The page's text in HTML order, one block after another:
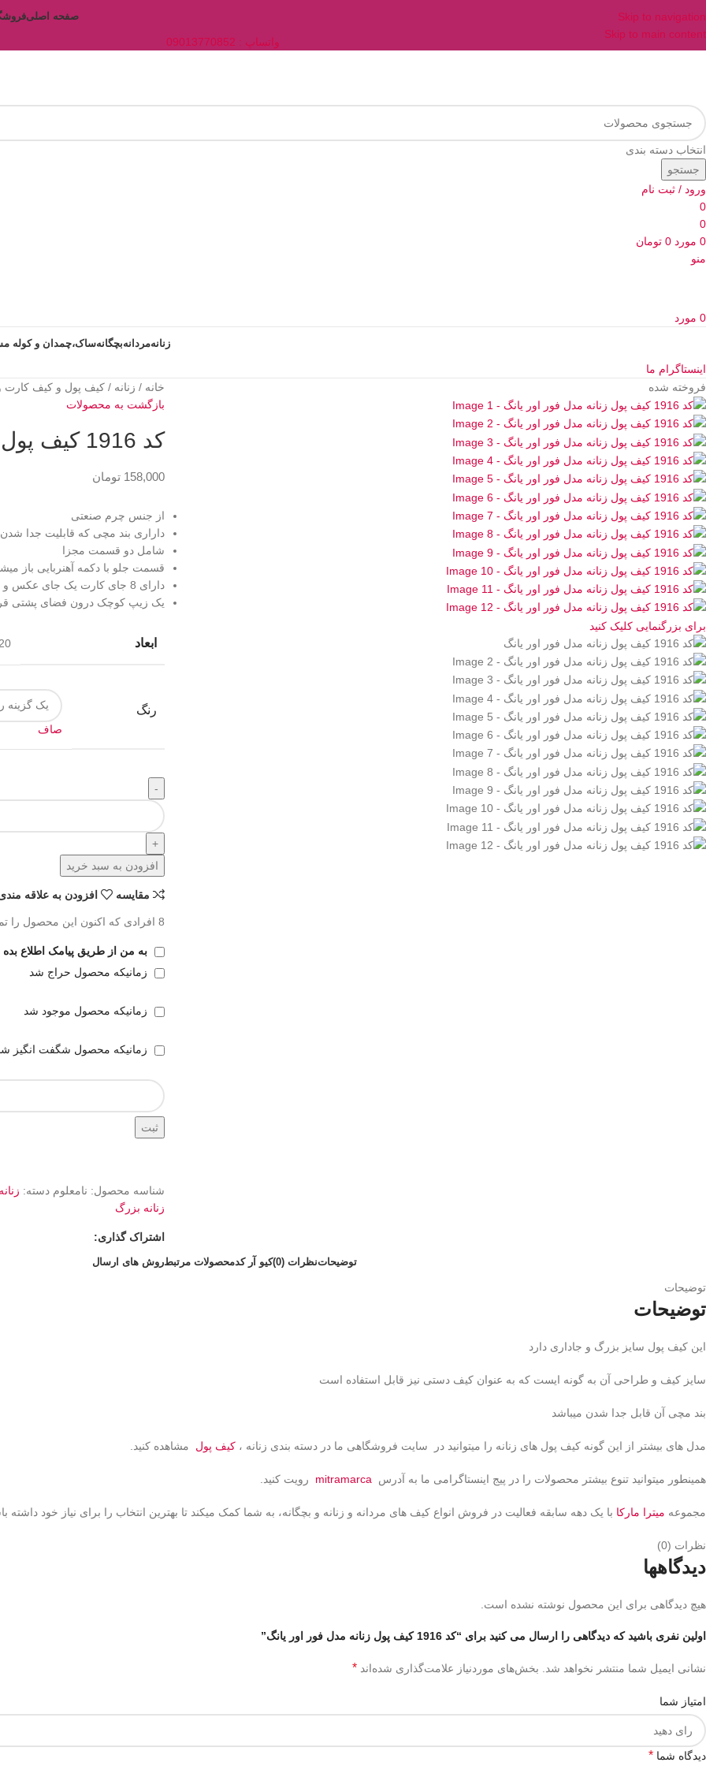
Skip to navigation
Skip to main content
صفحه اصلی
واتساپ : 09013770852
انتخاب دسته بندی
جستجو
ورود / ثبت نام
0
0
0 مورد 0 تومان
منو
0 مورد
زنانهمردانهبچگانهساک،چمدان و کوله
اینستاگرام ما
فروخته شده
برای بزرگنمایی کلیک کنید
خانه زنانه
کیف پول و کیف کارت
بازگشت به محصولات
کد 1916 کیف پول زنانه مدل فور اور یانگ
158,000 تومان
از جنس چرم صنعتی
داراری بند مچی که قابلیت جدا شدن
شامل دو قسمت مجزا
قسمت جلو با دکمه آهنربایی باز
دارای 8 جای کارت یک جای عکس و 3 جای اسکناس میباشد
یک زیپ کوچک درون فضای پشتی
ابعاد 20 × 11
رنگ
صاف
افزودن به سبد خرید
مقايسه افزودن به علاقه
8 افرادی که اکنون این محصول را
به من از طریق پیامک اطلاع بده
زمانیکه محصول حراج شد
زمانیکه محصول موجود شد
زمانیکه محصول شگفت انگیز
ثبت
شناسه محصول: نامعلوم دسته:
زنانه بزرگ
اشتراک گذاری:
توضیحاتنظرات (0) کیو آر کدمحصولات مرتبطروش های ارسال
توضیحات
توضیحات
این کیف پول سایز بزرگ و جاداری دارد
سایز کیف و طراحی آن به گونه ایست که به عنوان کیف دستی نیز قابل استفاده است
بند مچی آن قابل جدا شدن میباشد
مدل های بیشتر از این گونه کیف پول های زنانه را میتوانید در سایت فروشگاهی ما در دسته بندی زنانه ، کیف پول مشاهده کنید.
همینطور میتوانید تنوع بیشتر محصولات را در پیج اینستاگرامی ما به آدرس mitramarca رویت کنید.
مجموعه میترا مارکا با یک دهه سابقه فعالیت در فروش انواع کیف های مردانه و زنانه و بچگانه، به شما کمک میکند تا بهترین انتخاب را برای نیاز خود داشته
نظرات (0)
دیدگاهها
هیچ دیدگاهی برای این محصول نوشته نشده است.
اولین نفری باشید که دیدگاهی را ارسال می کنید برای “کد 1916 کیف پول زنانه مدل فور اور یانگ”
نشانی ایمیل شما منتشر نخواهد شد. بخش‌های موردنیاز علامت‌گذاری شده‌اند *
امتیاز شما
دیدگاه شما *